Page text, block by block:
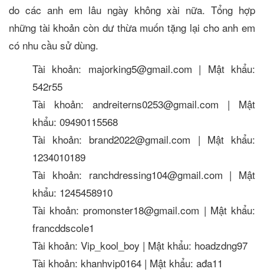
do các anh em lâu ngày không xài nữa. Tổng hợp
những tài khoản còn dư thừa muốn tặng lại cho anh em
có nhu cầu sử dùng.
Tài khoản: majorking5@gmail.com | Mật khẩu:
542r55
Tài khoản: andreiterns0253@gmail.com | Mật
khẩu: 09490115568
Tài khoản: brand2022@gmail.com | Mật khẩu:
1234010189
Tài khoản: ranchdressing104@gmail.com | Mật
khẩu: 1245458910
Tài khoản: promonster18@gmail.com | Mật khẩu:
francddscole1
Tài khoản: Vip_kool_boy | Mật khẩu: hoadzdng97
Tài khoản: khanhvip0164 | Mật khẩu: ađa11